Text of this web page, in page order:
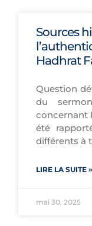
Sources
Hadhrat
Question
du
concernant
été
différents à
LIRE LA SUITE »
mai 30, 2025